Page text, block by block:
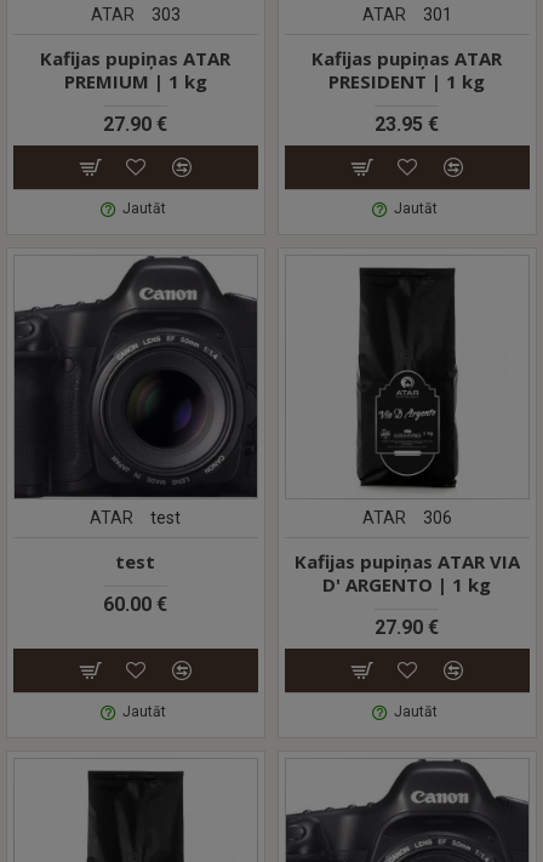
ATAR 303
Kafijas pupiņas ATAR
PREMIUM | 1 kg
27.90 €
Jautāt
ATAR 301
Kafijas pupiņas ATAR
PRESIDENT | 1 kg
23.95 €
Jautāt
ATAR test
test
60.00 €
Jautāt
ATAR 306
Kafijas pupiņas ATAR VIA
D' ARGENTO | 1 kg
27.90 €
Jautāt